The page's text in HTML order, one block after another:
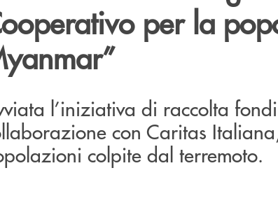
per la
l’iniziativa di raccolta
con Caritas
colpite dal terremoto.